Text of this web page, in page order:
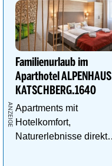
Familienurlaub im
Aparthotel ALPENHAUS
KATSCHBERG.1640
Apartments mit
Hotelkomfort,
Naturerlebnisse direkt